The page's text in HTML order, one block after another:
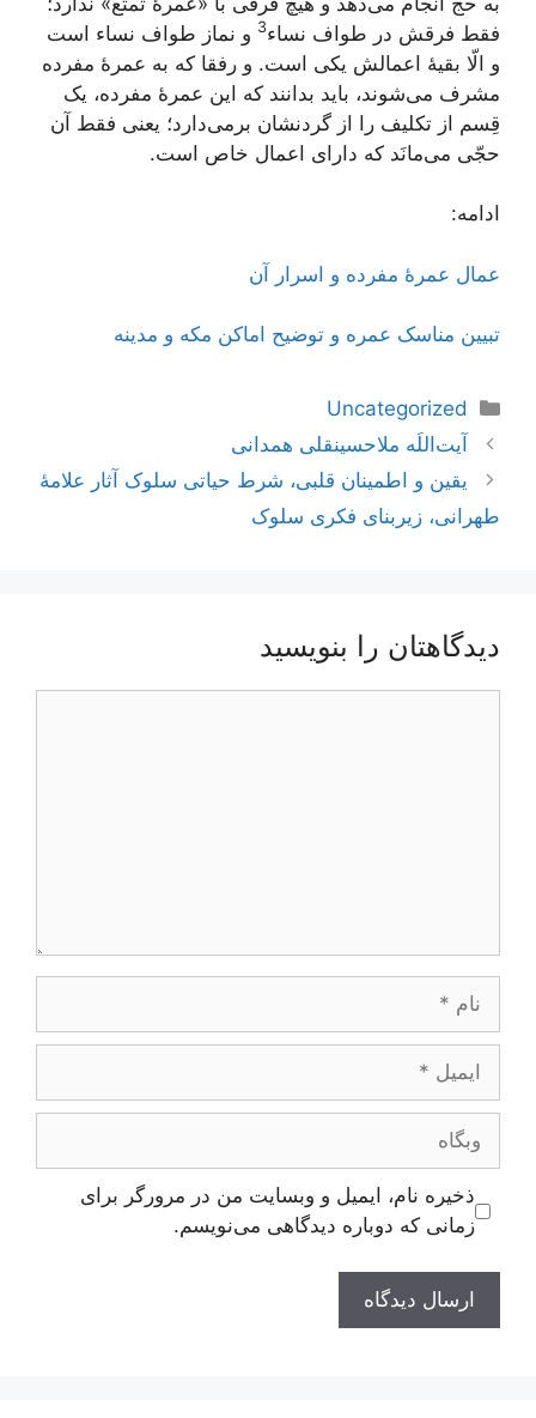
فقط فرقش در طواف نساء3 و نماز طواف نساء است
و الّا بقیۀ اعمالش یکی است. و رفقا که به عمرۀ مفرده
مشرف می‌شوند، باید بدانند که این عمرۀ مفرده، یک
قِسم از تکلیف را از گردنشان برمی‌دارد؛ یعنی فقط آن
حجّی می‌مانَد که دارای اعمال خاص است.
ادامه:
عمال عمرۀ مفرده و اسرار آن
تبیین مناسک عمره و توضیح اماکن مکه و مدینه
دسته‌ها
Uncategorized
ناوبری
نوشته‌ها
آیت‌اللَه ملاحسینقلی همدانی
یقین و اطمینان قلبی، شرط حیاتی سلوک آثار علامۀ
طهرانی، زیربنای فکری سلوک
دیدگاهتان را بنویسید
ایمیل
وبگاه
ذخیره نام، ایمیل و وبسایت من در مرورگر برای
زمانی که دوباره دیدگاهی می‌نویسم.